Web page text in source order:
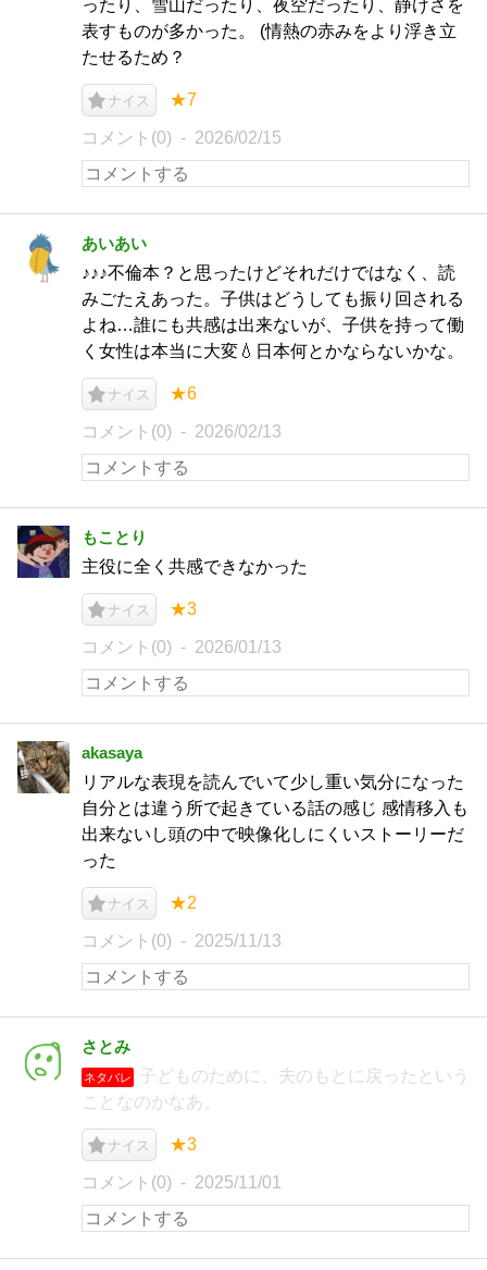
ったり、雪山だったり、夜空だったり、静けさを
表すものが多かった。 (情熱の赤みをより浮き立
たせるため？
ナイス ★7
コメント(0) 2026/02/15
あいあい
♪♪♪不倫本？と思ったけどそれだけではなく、読
みごたえあった。子供はどうしても振り回される
よね…誰にも共感は出来ないが、子供を持って働
く女性は本当に大変💧日本何とかならないかな。
ナイス ★6
コメント(0) 2026/02/13
もことり
主役に全く共感できなかった
ナイス ★3
コメント(0) 2026/01/13
akasaya
リアルな表現を読んでいて少し重い気分になった
自分とは違う所で起きている話の感じ 感情移入も
出来ないし頭の中で映像化しにくいストーリーだ
った
ナイス ★2
コメント(0) 2025/11/13
さとみ
ネタバレ
子どものために、夫のもとに戻ったという
ことなのかなあ。
ナイス ★3
コメント(0) 2025/11/01